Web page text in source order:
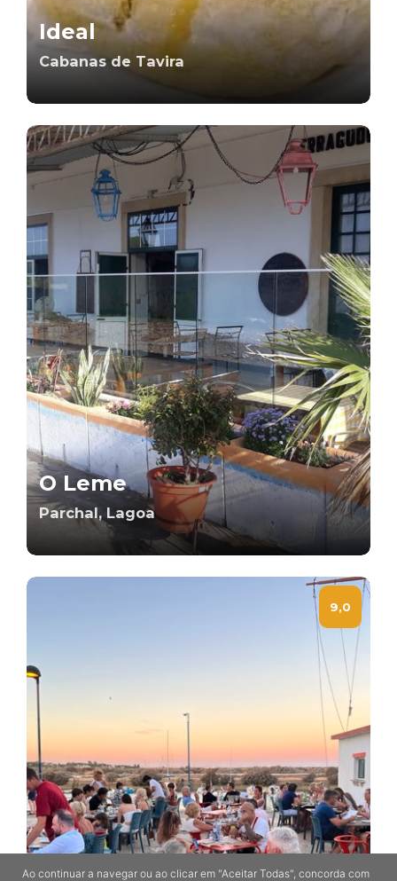
Ideal
Cabanas de Tavira
O Leme
Parchal, Lagoa
9,0
Ao continuar a navegar ou ao clicar em "Aceitar Todas", concorda com